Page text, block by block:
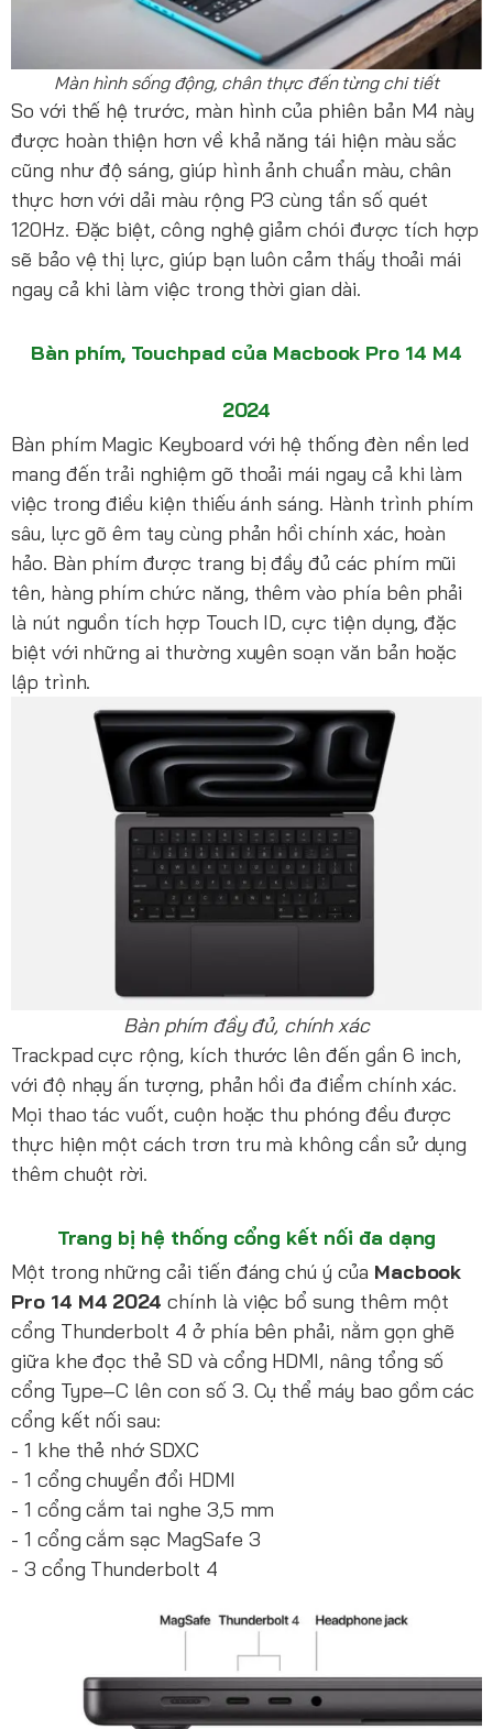
Màn hình sống động, chân thực đến từng chi tiết
So với thế hệ trước, màn hình của phiên bản M4 này
được hoàn thiện hơn về khả năng tái hiện màu sắc
cũng như độ sáng, giúp hình ảnh chuẩn màu, chân
thực hơn với dải màu rộng P3 cùng tần số quét
120Hz. Đặc biệt, công nghệ giảm chói được tích hợp
sẽ bảo vệ thị lực, giúp bạn luôn cảm thấy thoải mái
ngay cả khi làm việc trong thời gian dài.
Bàn phím, Touchpad của Macbook Pro 14 M4
2024
Bàn phím Magic Keyboard với hệ thống đèn nền led
mang đến trải nghiệm gõ thoải mái ngay cả khi làm
việc trong điều kiện thiếu ánh sáng. Hành trình phím
sâu, lực gõ êm tay cùng phản hồi chính xác, hoàn
hảo. Bàn phím được trang bị đầy đủ các phím mũi
tên, hàng phím chức năng, thêm vào phía bên phải
là nút nguồn tích hợp Touch ID, cực tiện dụng, đặc
biệt với những ai thường xuyên soạn văn bản hoặc
lập trình.
Bàn phím đầy đủ, chính xác
Trackpad cực rộng, kích thước lên đến gần 6 inch,
với độ nhạy ấn tượng, phản hồi đa điểm chính xác.
Mọi thao tác vuốt, cuộn hoặc thu phóng đều được
thực hiện một cách trơn tru mà không cần sử dụng
thêm chuột rời.
Trang bị hệ thống cổng kết nối đa dạng
Một trong những cải tiến đáng chú ý của Macbook
Pro 14 M4 2024 chính là việc bổ sung thêm một
cổng Thunderbolt 4 ở phía bên phải, nằm gọn ghẽ
giữa khe đọc thẻ SD và cổng HDMI, nâng tổng số
cổng Type‑C lên con số 3. Cụ thể máy bao gồm các
cổng kết nối sau:
- 1 khe thẻ nhớ SDXC
- 1 cổng chuyển đổi HDMI
- 1 cổng cắm tai nghe 3,5 mm
- 1 cổng cắm sạc MagSafe 3
- 3 cổng Thunderbolt 4